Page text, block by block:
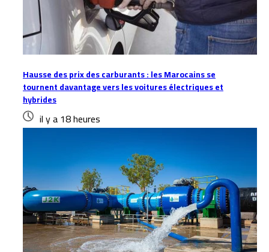
Hausse des prix des carburants : les Marocains se
tournent davantage vers les voitures électriques et
hybrides
il y a 18 heures